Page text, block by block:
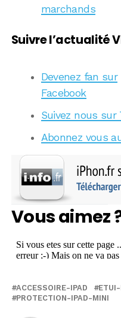
marchands
Suivre l’actualité
Devenez fan sur
Facebook
Suivez nous
Abonnez vous
Vous aimez
ACCESSOIRE-IPAD
PROTECTION-IPAD-MINI